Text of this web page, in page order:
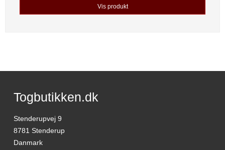
Vis produkt
Togbutikken.dk
Stenderupvej 9
8781 Stenderup
Danmark